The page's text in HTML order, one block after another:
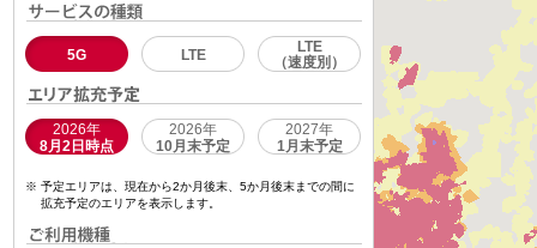
5G LTE
LTE
（速度別）
2026年
8月2日時点
2026年
10月末予定
2027年
1月末予定
予定エリアは、現在から2か月後末、5か月後末までの間に
拡充予定のエリアを表示します。